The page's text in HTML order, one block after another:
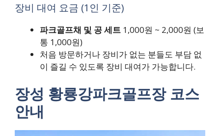
장비 대여 요금 (1인 기준)
파크골프채 및 공 세트 1,000원 ~ 2,000원 (보
통 1,000원)
처음 방문하거나 장비가 없는 분들도 부담 없
이 즐길 수 있도록 장비 대여가 가능합니다.
장성 황룡강파크골프장 코스
안내